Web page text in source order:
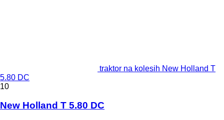
traktor na kolesih New Holland T
5.80 DC
10
New Holland T 5.80 DC